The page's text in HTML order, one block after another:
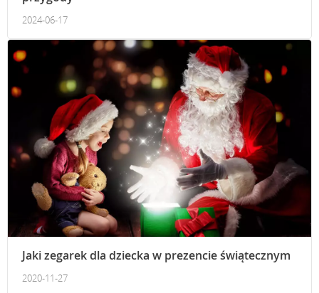
2024-06-17
Jaki zegarek dla dziecka w prezencie świątecznym
2020-11-27